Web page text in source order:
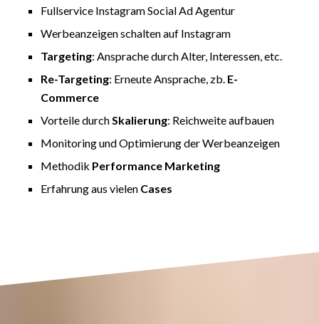
Fullservice Instagram Social Ad Agentur
Werbeanzeigen schalten auf Instagram
Targeting: Ansprache durch Alter, Interessen, etc.
Re-Targeting: Erneute Ansprache, zb. E-
Commerce
Vorteile durch Skalierung: Reichweite aufbauen
Monitoring und Optimierung der Werbeanzeigen
Methodik Performance Marketing
Erfahrung aus vielen Cases